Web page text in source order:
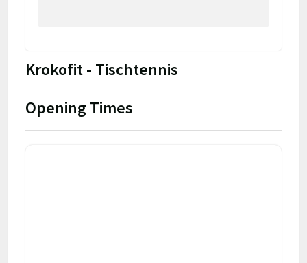
Krokofit - Tischtennis
Opening Times